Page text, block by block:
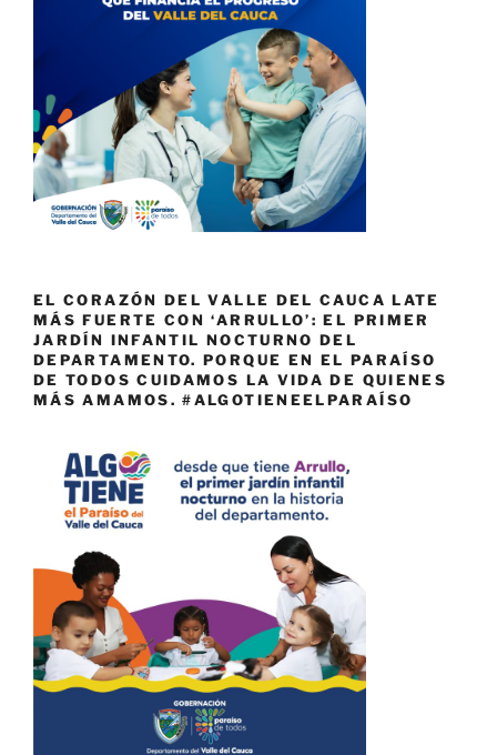
EL CORAZÓN DEL VALLE DEL CAUCA LATE
MÁS FUERTE CON ‘ARRULLO’: EL PRIMER
JARDÍN INFANTIL NOCTURNO DEL
DEPARTAMENTO. PORQUE EN EL PARAÍSO
DE TODOS CUIDAMOS LA VIDA DE QUIENES
MÁS AMAMOS. #ALGOTIENEELPARAÍSO